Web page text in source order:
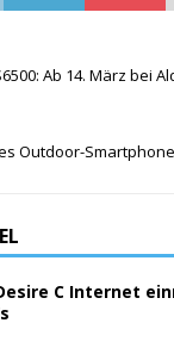
Ab 14. März bei
Outdoor-
C Internet